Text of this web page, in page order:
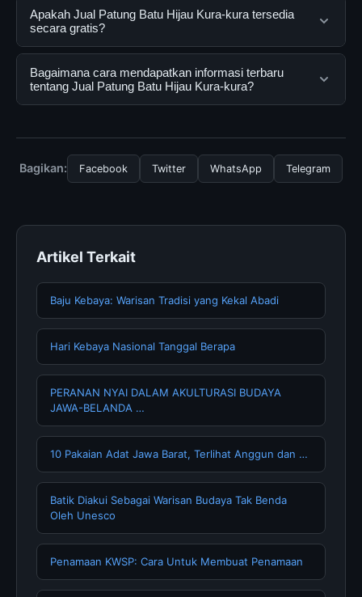
Jual Patung Batu Hijau Kura-kura adalah layanan digital
yang dirancang untuk membantu pengguna
mendapatkan informasi lengkap dan terpercaya. Anda
dapat menggunakannya dengan mengunjungi situs
resmi dan mengikuti panduan yang tersedia.
Apakah Jual Patung Batu Hijau Kura-kura tersedia
secara gratis?
Ya, Jual Patung Batu Hijau Kura-kura dapat diakses
secara gratis oleh semua pengguna. Tidak ada biaya
tersembunyi atau langganan yang diperlukan untuk
Bagaimana cara mendapatkan informasi terbaru
tentang Jual Patung Batu Hijau Kura-kura?
halaman resmi kami secara berkala. Kami selalu
memperbarui konten dengan informasi terkini dan
Bagikan: Facebook Twitter WhatsApp Telegram
Artikel Terkait
Baju Kebaya: Warisan Tradisi yang Kekal Abadi
Hari Kebaya Nasional Tanggal Berapa
PERANAN NYAI DALAM AKULTURASI BUDAYA
JAWA-BELANDA …
10 Pakaian Adat Jawa Barat, Terlihat Anggun dan …
Batik Diakui Sebagai Warisan Budaya Tak Benda
Oleh Unesco
Penamaan KWSP: Cara Untuk Membuat Penamaan